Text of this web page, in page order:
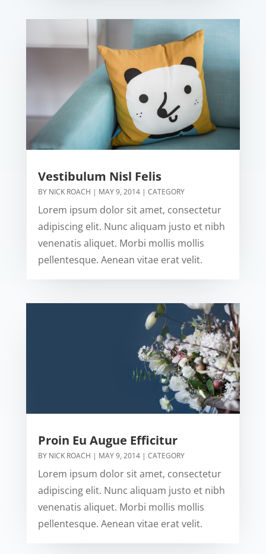
Vestibulum Nisl Felis
BY NICK ROACH | MAY 9, 2014| CATEGORY
Lorem ipsum dolor sit amet, consectetur
adipiscing elit. Nunc aliquam justo et nibh
venenatis aliquet. Morbi mollis mollis
pellentesque. Aenean vitae erat velit.
Proin Eu Augue Efficitur
BY NICK ROACH | MAY 9, 2014| CATEGORY
Lorem ipsum dolor sit amet, consectetur
adipiscing elit. Nunc aliquam justo et nibh
venenatis aliquet. Morbi mollis mollis
pellentesque. Aenean vitae erat velit.